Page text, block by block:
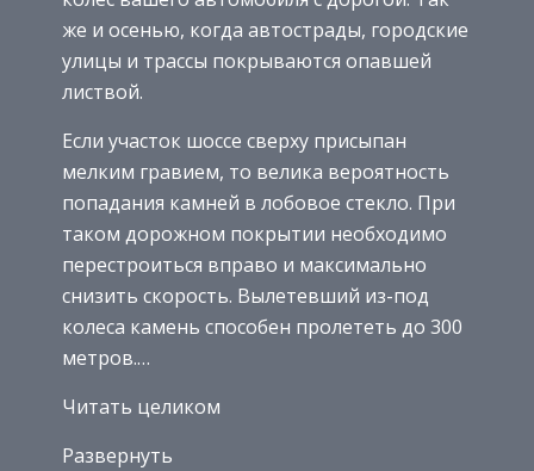
же и осенью, когда автострады, городские
улицы и трассы покрываются опавшей
листвой.
Если участок шоссе сверху присыпан
мелким гравием, то велика вероятность
попадания камней в лобовое стекло. При
таком дорожном покрытии необходимо
перестроиться вправо и максимально
снизить скорость. Вылетевший из-под
колеса камень способен пролететь до 300
метров.…
Читать целиком
Развернуть